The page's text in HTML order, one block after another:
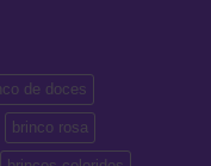
de doces
brinco rosa